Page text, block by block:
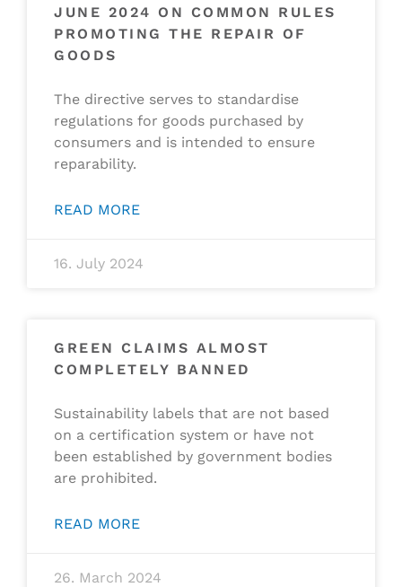
JUNE 2024 ON COMMON RULES
PROMOTING THE REPAIR OF
GOODS
The directive serves to standardise
regulations for goods purchased by
consumers and is intended to ensure
reparability.
READ MORE
16. July 2024
GREEN CLAIMS ALMOST
COMPLETELY BANNED
Sustainability labels that are not based
on a certification system or have not
been established by government bodies
are prohibited.
READ MORE
26. March 2024